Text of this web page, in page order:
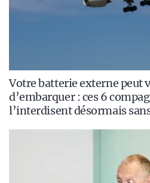
Votre batterie externe peut
d’embarquer : ces 6
l’interdisent désormais